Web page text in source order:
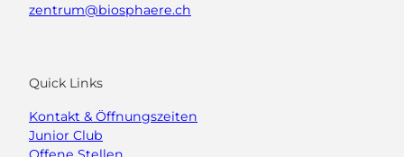
zentrum@biosphaere.ch
Quick Links
Kontakt & Öffnungszeiten
Junior Club